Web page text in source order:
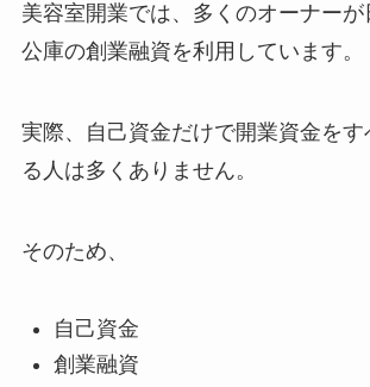
美容室開業では、多くのオーナー
公庫の創業融資を利用しています。
実際、自己資金だけで開業資金をす
る人は多くありません。
そのため、
自己資金
創業融資